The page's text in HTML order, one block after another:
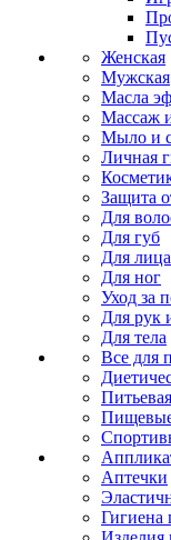
Женская
Мужская
Масла
Массаж
Мыло и
Личная
Защита
Для
Для губ
Для лица
Для ног
Уход за
Для рук
Для тела
Все для
Аптечки
Гигиена